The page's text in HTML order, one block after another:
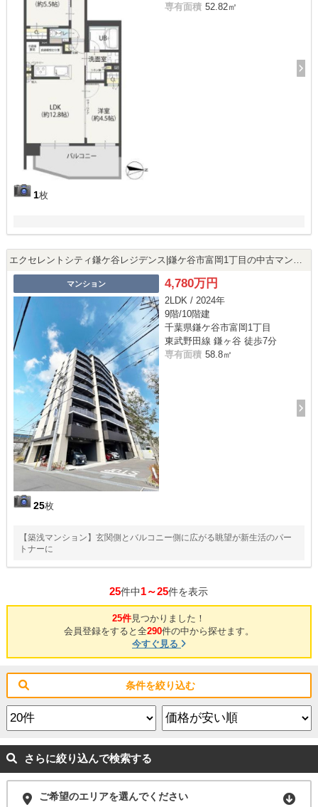
1枚
専有面積 52.82㎡
マンション
25枚
4,780万円
2LDK / 2024年
9階/10階建
千葉県鎌ケ谷市富岡1丁目
東武野田線 鎌ヶ谷 徒歩7分
専有面積 58.8㎡
【築浅マンション】玄関側とバルコニー側に広がる眺望が新生活のパー
トナーに
25件中1～25件を表示
25件見つかりました！
会員登録をすると全290件の中から探せます。
今すぐ見る
条件を絞り込む
さらに絞り込んで検索する
ご希望のエリアを選んでください